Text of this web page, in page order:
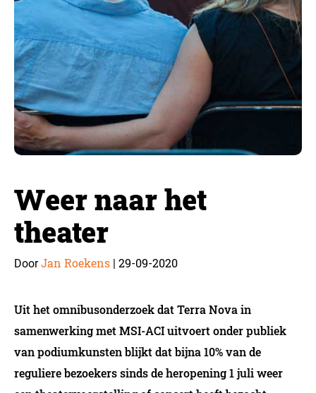
Weer naar het
theater
DoorJan Roekens | 29-09-2020
Uit het omnibusonderzoek dat Terra Nova in
samenwerking met MSI-ACI uitvoert onder publiek
van podiumkunsten blijkt dat bijna 10% van de
reguliere bezoekers sinds de heropening 1 juli weer